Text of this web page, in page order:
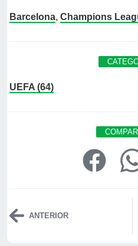
Barcelona, Champions
UEFA (64)
ANTERIOR